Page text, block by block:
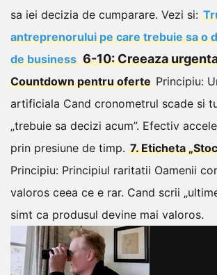
sa iei decizia de cumparare. Vezi si:
antreprenorului pe care trebuie sa o
de business 6-10: Creeaza
Countdown pentru oferte Principiu:
artificiala Cand cronometrul scade si
„trebuie sa decizi acum”. Efectiv
prin presiune de timp. 7. Eticheta
Principiu: Principiul raritatii Oamenii
valoros ceea ce e rar. Cand scrii
simt ca produsul devine mai valoros.